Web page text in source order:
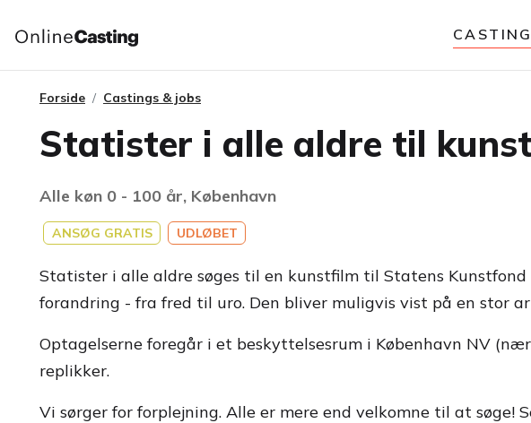
Forside Castings & jobs
Statister i alle aldre til
Alle køn 0 - 100 år, København
ANSØG GRATIS UDLØBET
Statister i alle aldre søges til en kunstfilm til Statens
forandring - fra fred til uro. Den bliver muligvis vist på en stor
Optagelserne foregår i et beskyttelsesrum i København NV
replikker.
Vi sørger for forplejning. Alle er mere end velkomne til at søge!